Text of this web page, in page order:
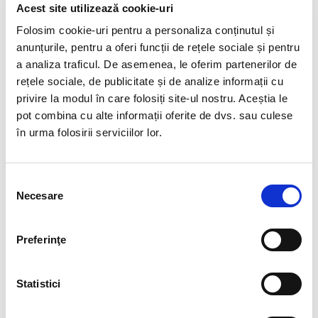
Acest site utilizează cookie-uri
Folosim cookie-uri pentru a personaliza conținutul și
anunțurile, pentru a oferi funcții de rețele sociale și pentru
a analiza traficul. De asemenea, le oferim partenerilor de
rețele sociale, de publicitate și de analize informații cu
privire la modul în care folosiți site-ul nostru. Aceștia le
pot combina cu alte informații oferite de dvs. sau culese
în urma folosirii serviciilor lor.
consimțământului
Necesare
Preferinţe
Statistici
Lorem ipsum dolor sit amet, consectetur adipisicing
elit, sed do eiusmod tempor incididunt ut labore et
dolore magna aliqua. Ut enim ad minim veniam, quis
nostrud exercitation ullamco laboris nisi ut aliquip ex
ea commodo consequatdolor sit amet, consectetur
adipisicing elit, sed do eiusmod tempor incididunt ut
labore et dolore magna aliqua:
Lorem ipsum dolor sit amet
Adipisicing elit, sed do eiusmod
Incididunt ut labore et dolore